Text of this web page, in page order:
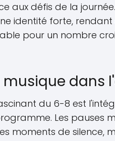
aux défis de la
identité forte, rendant
pour un nombre
musique dans
du 6-8 est
Les pauses
moments de silence,